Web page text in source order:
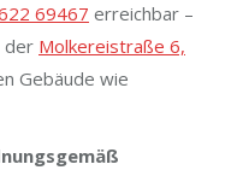
69467 erreichbar –
der Molkereistraße 6,
Gebäude wie